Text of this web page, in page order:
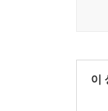
이